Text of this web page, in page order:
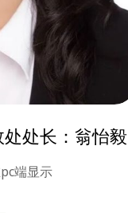
处长：翁怡毅
端显示